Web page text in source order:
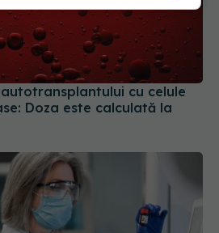
Doza este calculată la